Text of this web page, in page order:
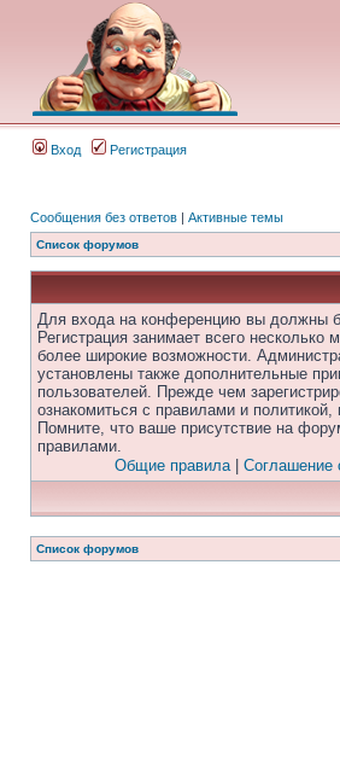
Вход Регистрация
Сообщения без ответов | Активные темы
Список форумов
Для входа на конференцию вы должны
Регистрация занимает всего несколько
более широкие возможности.
установлены также дополнительные
пользователей. Прежде чем
ознакомиться с правилами и
Помните, что ваше присутствие на
правилами.
Общие правила| Соглашение
Список форумов